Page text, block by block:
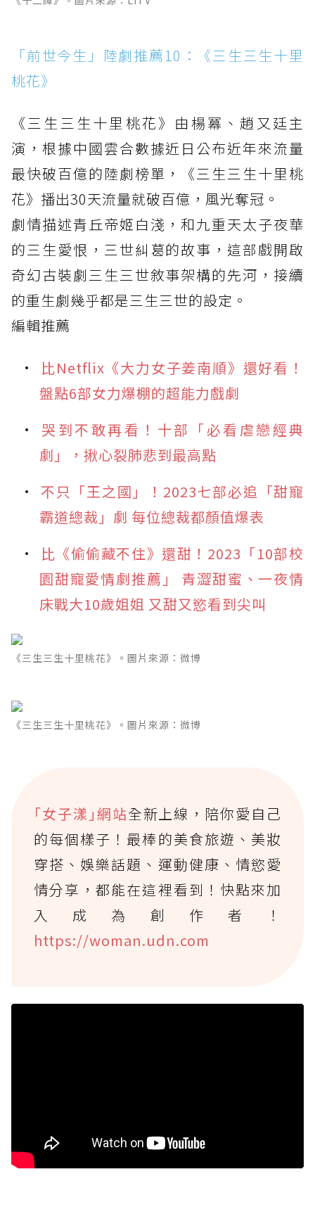
「前世今生」陸劇推薦10：《三生三生十里
桃花》
《三生三生十里桃花》由楊冪、趙又廷主
演，根據中國雲合數據近日公布近年來流量
最快破百億的陸劇榜單，《三生三生十里桃
花》播出30天流量就破百億，風光奪冠。
劇情描述青丘帝姬白淺，和九重天太子夜華
的三生愛恨，三世糾葛的故事，這部戲開啟
奇幻古裝劇三生三世敘事架構的先河，接續
的重生劇幾乎都是三生三世的設定。
編輯推薦
比Netflix《大力女子姜南順》還好看！
盤點6部女力爆棚的超能力戲劇
哭到不敢再看！十部「必看虐戀經典
劇」，揪心裂肺悲到最高點
不只「王之國」！2023七部必追「甜寵
霸道總裁」劇 每位總裁都顏值爆表
比《偷偷藏不住》還甜！2023「10部校
園甜寵愛情劇推薦」 青澀甜蜜、一夜情
床戰大10歲姐姐 又甜又慾看到尖叫
《三生三生十里桃花》。圖片來源：微博
《三生三生十里桃花》。圖片來源：微博
｢女子漾｣網站全新上線，陪你愛自己
的每個樣子！最棒的美食旅遊、美妝
穿搭、娛樂話題、運動健康、情慾愛
情分享，都能在這裡看到！快點來加
入成為創作者！
https://woman.udn.com